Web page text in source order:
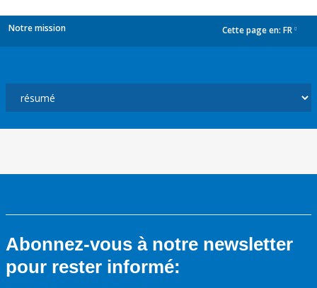
Notre mission Cette page en: FR
Abonnez-vous à notre newsletter
pour rester informé: